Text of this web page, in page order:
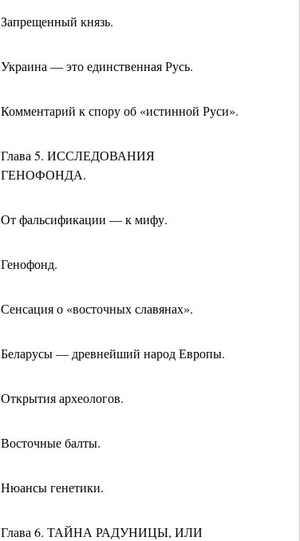
Запрещенный князь.
Украина — это единственная Русь.
Комментарий к спору об «истинной Руси».
Глава 5. ИССЛЕДОВАНИЯ
ГЕНОФОНДА.
От фальсификации — к мифу.
Генофонд.
Сенсация о «восточных славянах».
Беларусы — древнейший народ Европы.
Открытия археологов.
Восточные балты.
Нюансы генетики.
Глава 6. ТАЙНА РАДУНИЦЫ, ИЛИ